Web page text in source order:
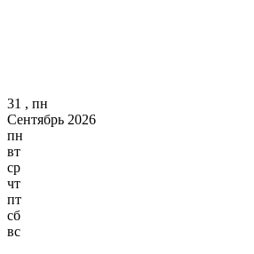
31 , пн
Сентябрь 2026
пн
вт
ср
чт
пт
сб
вс